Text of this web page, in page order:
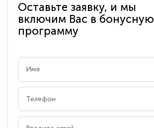
Оставьте заявку, и мы
включим Вас в бонусную
программу